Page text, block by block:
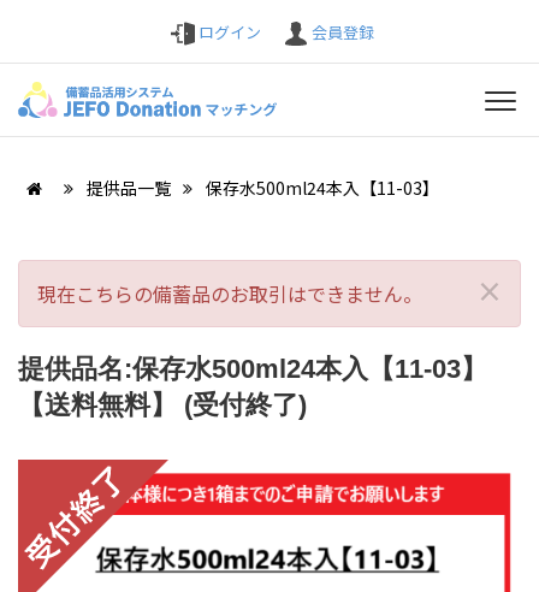
ログイン 会員登録
提供品一覧 保存水500ml24本入【11-03】
×
現在こちらの備蓄品のお取引はできません。
提供品名:保存水500ml24本入【11-03】
【送料無料】 (受付終了)